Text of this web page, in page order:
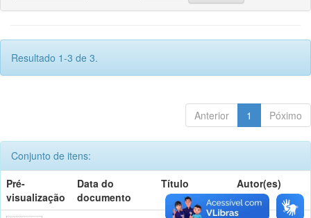
Resultado 1-3 de 3.
Anterior 1 Póximo
Conjunto de itens:
Pré-
visualização
Data do
documento
Título Autor(es)